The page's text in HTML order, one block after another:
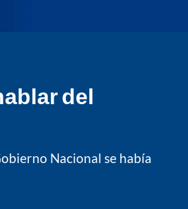
del
Nacional se había